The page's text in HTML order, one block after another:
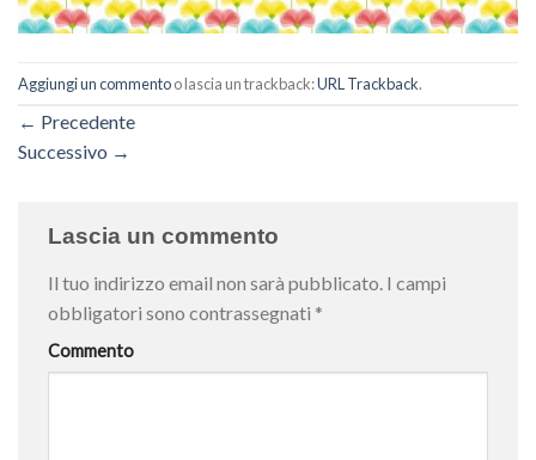
Aggiungi un commentoo lascia un trackback:URL Trackback.
← Precedente
Successivo →
Lascia un commento
Il tuo indirizzo email non sarà pubblicato. I campi
obbligatori sono contrassegnati *
Commento